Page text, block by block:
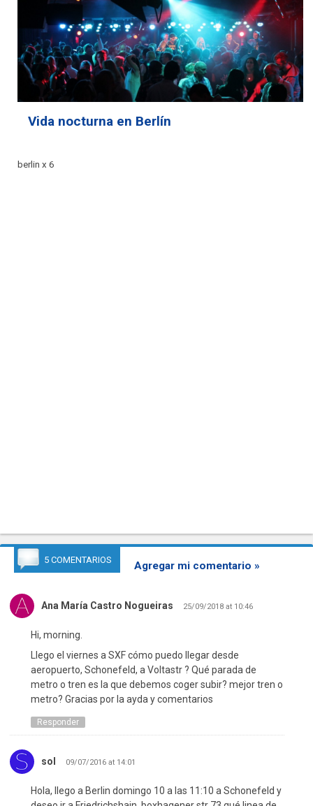
Vida nocturna en Berlín
berlin x 6
5 COMENTARIOS Agregar mi comentario »
Ana María Castro Nogueiras 25/09/2018 at 10:46
Hi, morning.
Llego el viernes a SXF cómo puedo llegar desde
aeropuerto, Schonefeld, a Voltastr ? Qué parada de
metro o tren es la que debemos coger subir? mejor tren o
metro? Gracias por la ayda y comentarios
Responder
sol 09/07/2016 at 14:01
Hola, llego a Berlin domingo 10 a las 11:10 a Schonefeld y